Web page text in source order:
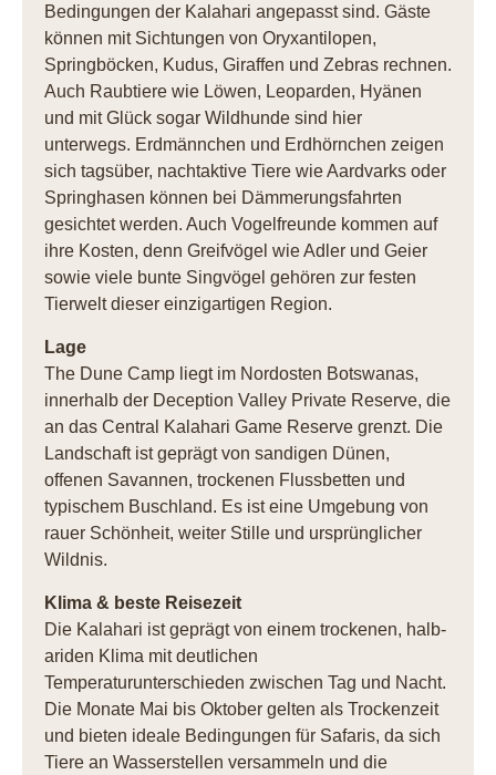
Bedingungen der Kalahari angepasst sind. Gäste
können mit Sichtungen von Oryxantilopen,
Springböcken, Kudus, Giraffen und Zebras rechnen.
Auch Raubtiere wie Löwen, Leoparden, Hyänen
und mit Glück sogar Wildhunde sind hier
unterwegs. Erdmännchen und Erdhörnchen zeigen
sich tagsüber, nachtaktive Tiere wie Aardvarks oder
Springhasen können bei Dämmerungsfahrten
gesichtet werden. Auch Vogelfreunde kommen auf
ihre Kosten, denn Greifvögel wie Adler und Geier
sowie viele bunte Singvögel gehören zur festen
Tierwelt dieser einzigartigen Region.
Lage
The Dune Camp liegt im Nordosten Botswanas,
innerhalb der Deception Valley Private Reserve, die
an das Central Kalahari Game Reserve grenzt. Die
Landschaft ist geprägt von sandigen Dünen,
offenen Savannen, trockenen Flussbetten und
typischem Buschland. Es ist eine Umgebung von
rauer Schönheit, weiter Stille und ursprünglicher
Wildnis.
Klima & beste Reisezeit
Die Kalahari ist geprägt von einem trockenen, halb-
ariden Klima mit deutlichen
Temperaturunterschieden zwischen Tag und Nacht.
Die Monate Mai bis Oktober gelten als Trockenzeit
und bieten ideale Bedingungen für Safaris, da sich
Tiere an Wasserstellen versammeln und die